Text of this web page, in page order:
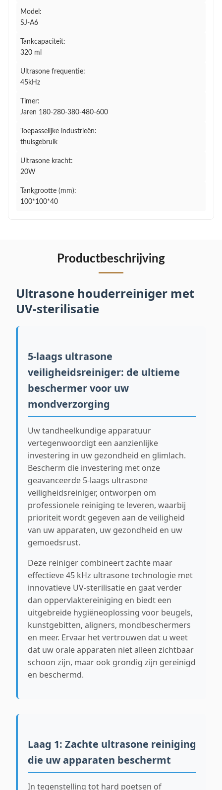
Model:
SJ-A6
Tankcapaciteit:
320 ml
Ultrasone frequentie:
45kHz
Timer:
Jaren 180-280-380-480-600
Toepasselijke industrieën:
thuisgebruik
Ultrasone kracht:
20W
Tankgrootte (mm):
100*100*40
Productbeschrijving
Ultrasone houderreiniger met
UV-sterilisatie
5-laags ultrasone
veiligheidsreiniger: de ultieme
beschermer voor uw
mondverzorging
Uw tandheelkundige apparatuur
vertegenwoordigt een aanzienlijke
investering in uw gezondheid en glimlach.
Bescherm die investering met onze
geavanceerde 5-laags ultrasone
veiligheidsreiniger, ontworpen om
professionele reiniging te leveren, waarbij
prioriteit wordt gegeven aan de veiligheid
van uw apparaten, uw gezondheid en uw
gemoedsrust.
Deze reiniger combineert zachte maar
effectieve 45 kHz ultrasone technologie met
innovatieve UV-sterilisatie en gaat verder
dan oppervlaktereiniging en biedt een
uitgebreide hygiëneoplossing voor beugels,
kunstgebitten, aligners, mondbeschermers
en meer. Ervaar het vertrouwen dat u weet
dat uw orale apparaten niet alleen zichtbaar
schoon zijn, maar ook grondig zijn gereinigd
en beschermd.
Laag 1: Zachte ultrasone reiniging
die uw apparaten beschermt
In tegenstelling tot hard poetsen of